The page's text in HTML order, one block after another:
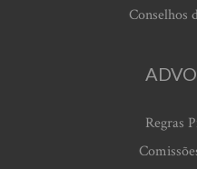
Conselhos
Regras